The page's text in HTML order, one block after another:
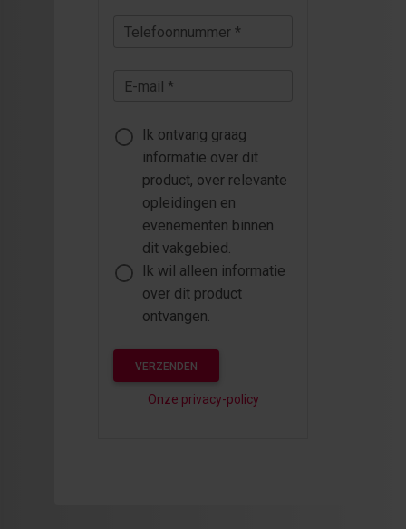
Telefoonnummer *
E-mail *
Ik ontvang graag
informatie over dit
product, over relevante
opleidingen en
evenementen binnen
dit vakgebied.
Ik wil alleen informatie
over dit product
ontvangen.
VERZENDEN
Onze privacy-policy